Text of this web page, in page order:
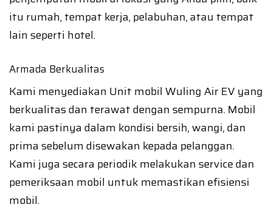
itu rumah, tempat kerja, pelabuhan, atau tempat
lain seperti hotel.
Armada Berkualitas
Kami menyediakan Unit mobil Wuling Air EV yang
berkualitas dan terawat dengan sempurna. Mobil
kami pastinya dalam kondisi bersih, wangi, dan
prima sebelum disewakan kepada pelanggan.
Kami juga secara periodik melakukan service dan
pemeriksaan mobil untuk memastikan efisiensi
mobil.